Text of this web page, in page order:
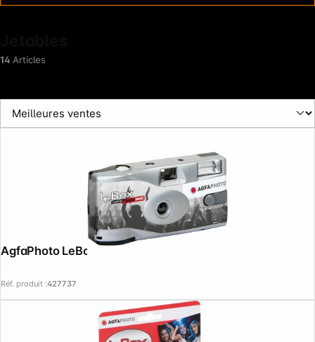
14 Articles
AgfaPhoto LeBox Noir & Blanc 36
Réf. produit :427737